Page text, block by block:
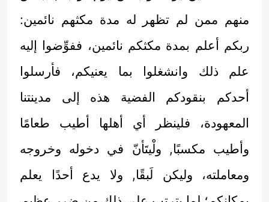
منهم ممن لم تظهر له مدة مكثهم نائمين:
ربكم أعلم بمدة مكثكم نائمين، ففوِّضوا إليه
علم ذلك وانشغلوا بما يعنيكم، فأرسلوا
أحدكم بنقودكم الفضية هذه إلى مدينتنا
المعهودة، فلينظر أي أهلها أطيب طعامًا
وأطيب مكسبًا, ولْيتَأنّ في دخوله وخروجه
ومعاملته، وليكن لَبقًا, ولا يدع أحدًا يعلم